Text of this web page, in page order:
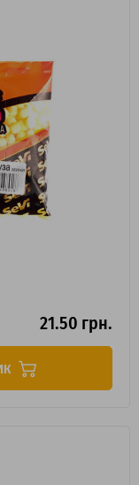
21.50 грн.